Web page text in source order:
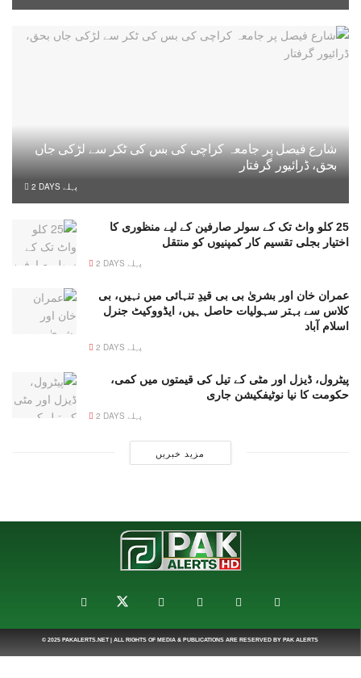
شارع فیصل پر جامعہ کراچی کی بس کی ٹکر سے لڑکی جاں
بحق، ڈرائیور گرفتار
2 DAYS پہلے
25 کلو واٹ تک کے سولر صارفین کے لیے منظوری کا
اختیار بجلی تقسیم کار کمپنیوں کو منتقل
2 DAYS پہلے
عمران خان اور بشریٰ بی بی قیدِ تنہائی میں نہیں، بی
کلاس سے بہتر سہولیات حاصل ہیں، ایڈووکیٹ جنرل
اسلام آباد
2 DAYS پہلے
پیٹرول، ڈیزل اور مٹی کے تیل کی قیمتوں میں کمی،
حکومت کا نیا نوٹیفکیشن جاری
2 DAYS پہلے
مزید خبریں
© 2025 PAKALERTS.NET| ALL RIGHTS OF MEDIA & PUBLICATIONS ARE RESERVED BY PAK ALERTS